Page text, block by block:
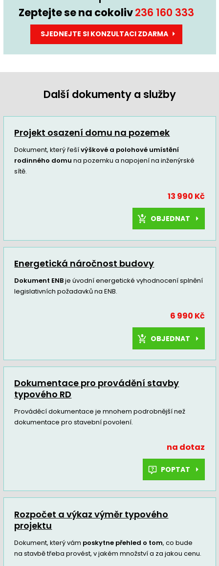
Zeptejte se na cokoliv236 160 333
SJEDNEJTE SI KONZULTACI ZDARMA
Další dokumenty a služby
Projekt osazení domu na pozemek
Dokument, který řešívýškové a polohové umístění
rodinného domu na pozemku a napojení na inženýrské
sítě.
13 990 Kč
OBJEDNAT
Energetická náročnost budovy
Dokument ENBje úvodní energetické vyhodnocení splnění
legislativních požadavků na ENB.
6 990 Kč
OBJEDNAT
Dokumentace pro provádění stavby
typového RD
Prováděcí dokumentace je mnohem podrobnější než
dokumentace pro stavební povolení.
na dotaz
POPTAT
Rozpočet a výkaz výměr typového
projektu
Dokument, který vám poskytne přehled o tom, co bude
na stavbě třeba provést, v jakém množství a za jakou cenu.